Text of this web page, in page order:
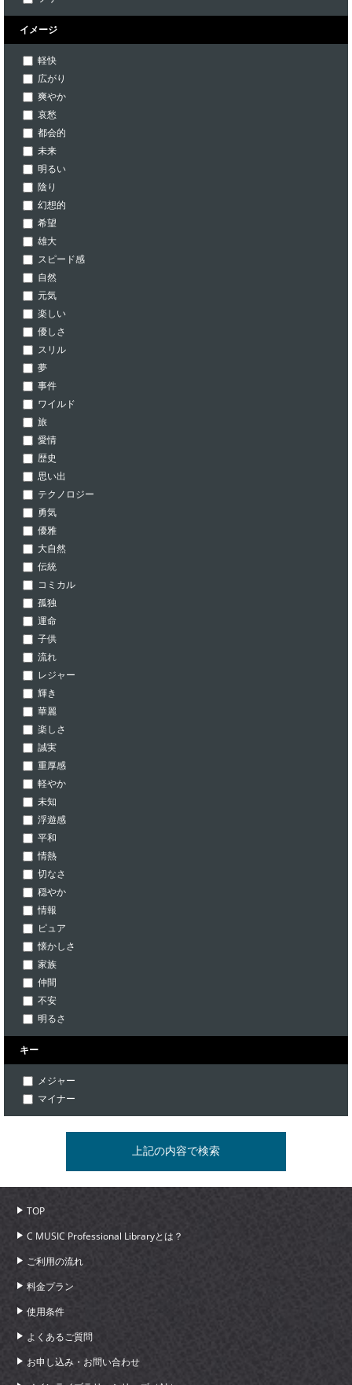
イメージ
軽快
広がり
爽やか
哀愁
都会的
未来
明るい
陰り
幻想的
希望
雄大
スピード感
自然
元気
楽しい
優しさ
スリル
夢
事件
ワイルド
旅
愛情
歴史
思い出
テクノロジー
勇気
優雅
大自然
伝統
コミカル
孤独
運命
子供
流れ
レジャー
輝き
華麗
楽しさ
誠実
重厚感
軽やか
未知
浮遊感
平和
情熱
切なさ
穏やか
情報
ピュア
懐かしさ
家族
仲間
不安
明るさ
キー
メジャー
マイナー
TOP
C MUSIC Professional Libraryとは？
ご利用の流れ
料金プラン
使用条件
よくあるご質問
お申し込み・お問い合わせ